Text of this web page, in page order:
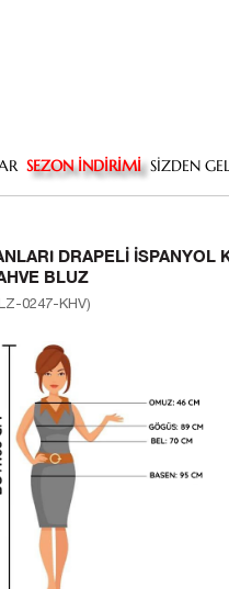
SEZON İNDİRİMİ SİZDEN
DRAPELI İSPANYOL
BLUZ
0247-KHV)